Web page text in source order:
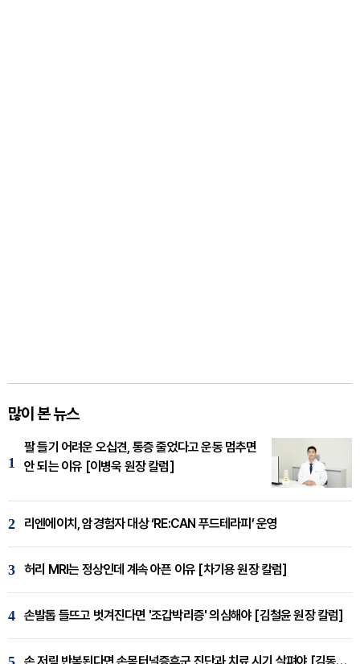
많이 본 뉴스
1
팔 들기 어려운 오십견, 통증 줄었다고 운동 멈추면
안 되는 이유 [이병욱 원장 칼럼]
2 리엔에이치, 암경험자 대상 ‘RE:CAN 푸드테라피’ 운영
3 허리 MRI는 정상인데 계속 아픈 이유 [차기용 원장 칼럼]
4 손발톱 들뜨고 벗겨진다면 '조갑박리증' 의심해야 [김철윤 원장 칼럼]